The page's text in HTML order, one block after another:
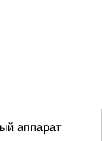
аппарат